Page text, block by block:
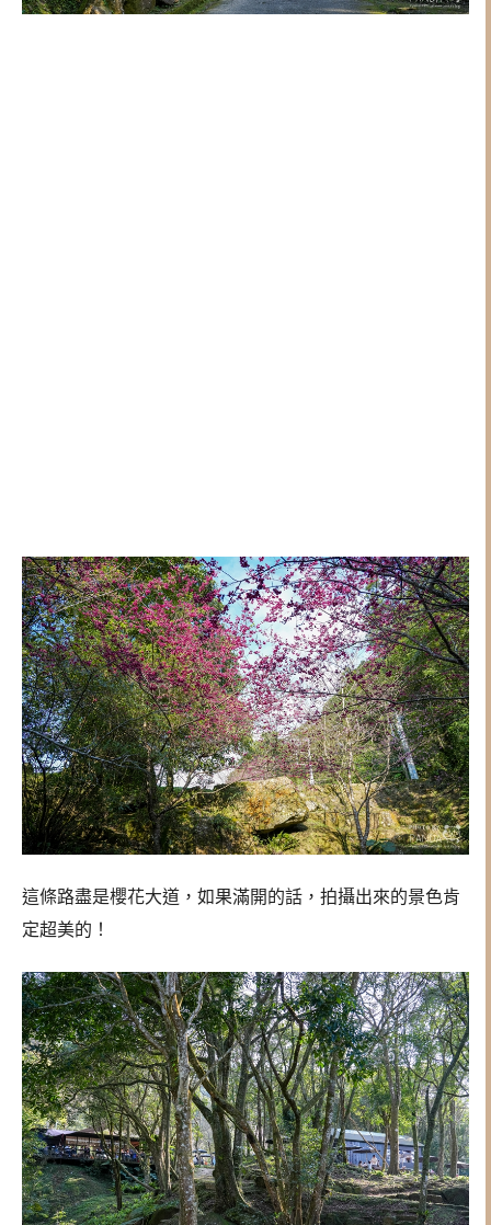
這條路盡是櫻花大道，如果滿開的話，拍攝出來的景色肯
定超美的！